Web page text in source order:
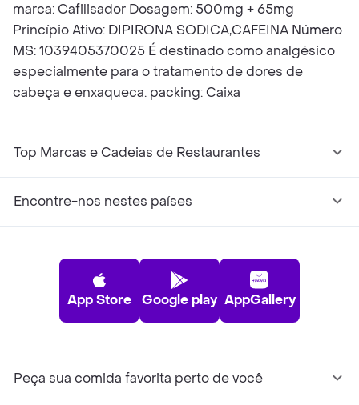
marca: Cafilisador Dosagem: 500mg + 65mg
Princípio Ativo: DIPIRONA SODICA,CAFEINA Número
MS: 1039405370025 É destinado como analgésico
especialmente para o tratamento de dores de
cabeça e enxaqueca. packing: Caixa
Top Marcas e Cadeias de Restaurantes
Encontre-nos nestes países
App Store Google play AppGallery
Peça sua comida favorita perto de você